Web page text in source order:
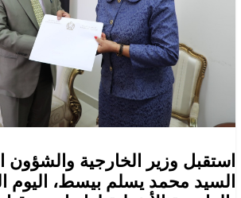
استقبل وزير الخارجية والشؤون
السيد محمد يسلم بيسط، اليوم